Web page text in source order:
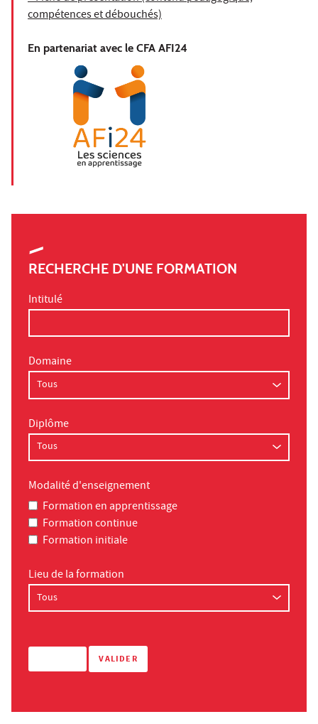
compétences et débouchés)
En partenariat avec le CFA AFI24
RECHERCHE D'UNE FORMATION
Intitulé
Domaine
Diplôme
Modalité d'enseignement
Formation en apprentissage
Formation continue
Formation initiale
Lieu de la formation